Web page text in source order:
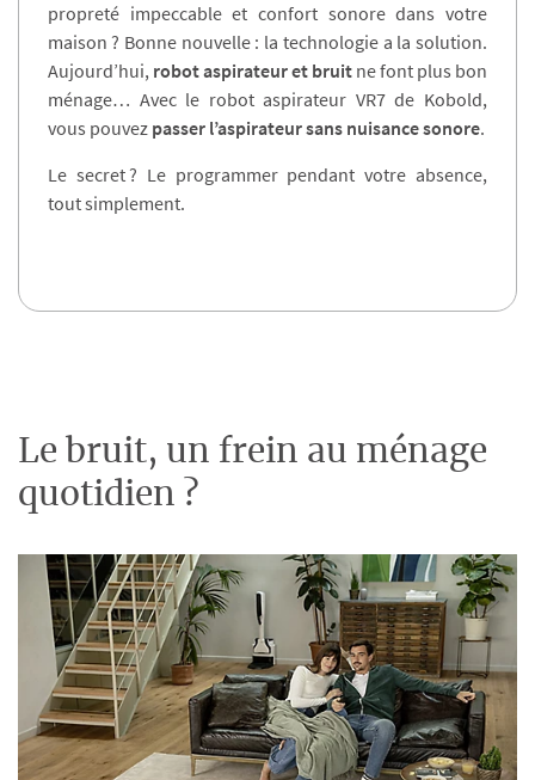
propreté impeccable et confort sonore dans votre
maison ? Bonne nouvelle : la technologie a la solution.
Aujourd’hui, robot aspirateur et bruit ne font plus bon
ménage… Avec le robot aspirateur VR7 de Kobold,
vous pouvez passer l’aspirateur sans nuisance sonore.
Le secret ? Le programmer pendant votre absence,
tout simplement.
Le bruit, un frein au ménage
quotidien ?